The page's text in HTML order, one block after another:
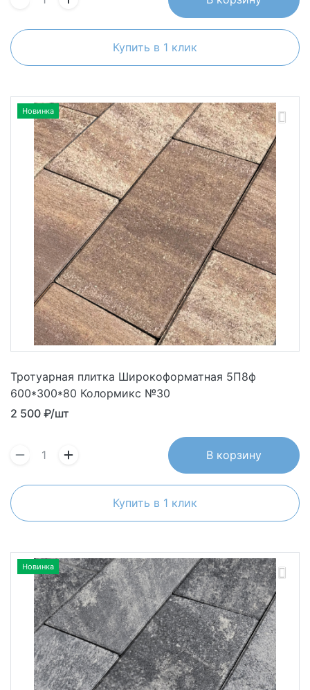
Купить в 1 клик
Новинка
Тротуарная плитка Широкоформатная 5П8ф
600*300*80 Колормикс №30
2 500 ₽/шт
В корзину
Купить в 1 клик
Новинка